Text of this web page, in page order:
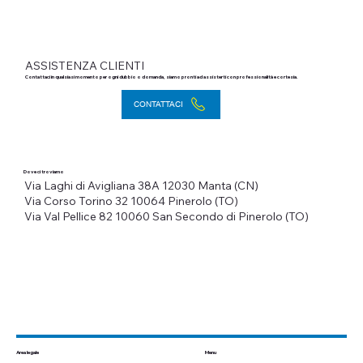
Contattaci in qualsiasi momento per ogni dubbio o domanda, siamo pronti ad assisterti con professionalità e cortesia.
CONTATTACI
ASSISTENZA CLIENTI
Dove ci troviamo
Via Laghi di Avigliana 38A 12030 Manta (CN)
Via Val Pellice 82 10060 San Secondo di Pinerolo (TO)
Via Corso Torino 32 10064 Pinerolo (TO)
Area legale Menu